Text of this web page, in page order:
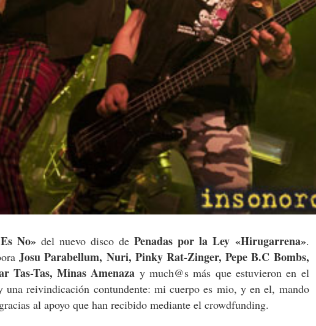
No» del nuevo disco de Penadas por la Ley «Hirugarrena».
Josu Parabellum, Nuri, Pinky Rat-Zinger, Pepe B.C Bombs,
Tas-Tas, Minas Amenaza y much@s más que estuvieron en el
reivindicación contundente: mi cuerpo es mio, y en el, mando
al apoyo que han recibido mediante el crowdfunding.